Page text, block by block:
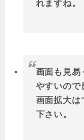
れますね。
画面も見易
やすいので
画面拡大は
下さい。